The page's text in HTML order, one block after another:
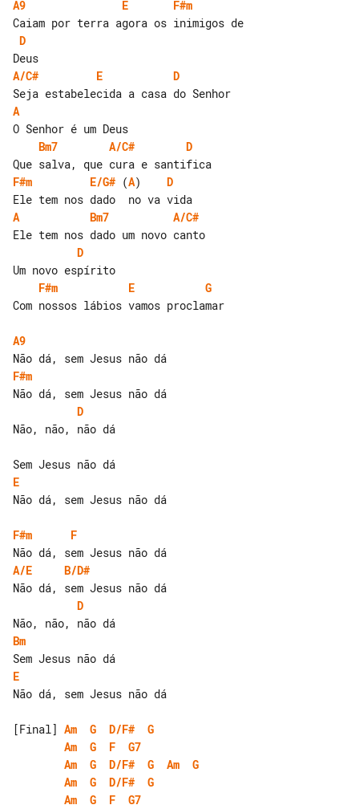
A9 E
F#m
D
A/C#
E
D
A
Bm7
A/C#
D
F#m
E/G# (A) D
A
Bm7
A/C#
D
F#m
E
G
Com nossos lábios vamos proclamar
A9
F#m
D
Não, não, não dá
E
Não dá, sem Jesus não dá
F#m
F
A/E
B/D#
D
Bm
E
Não dá, sem Jesus não dá
[Final] Am G D/F#
G
Am
G F
G7
Am
G D/F# G Am
G
Am
G D/F#
G
Am
G F
G7